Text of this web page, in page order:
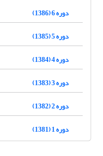
دوره 6 (1386)
دوره 5 (1385)
دوره 4 (1384)
دوره 3 (1383)
دوره 2 (1382)
دوره 1 (1381)